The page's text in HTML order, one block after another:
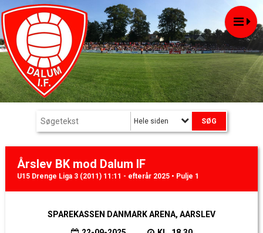
Hele siden
Årslev BK mod Dalum IF
U15 Drenge Liga 3 (2011) 11:11 - efterår 2025 • Pulje 1
SPAREKASSEN DANMARK ARENA, AARSLEV